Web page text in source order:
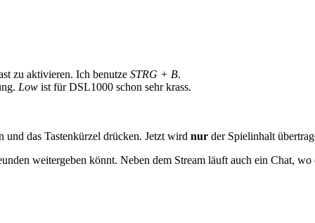
zu aktivieren. Ich benutze STRG + B.
Low ist für DSL1000 schon sehr krass.
das Tastenkürzel drücken. Jetzt wird nur der Spielinhalt
weitergeben könnt. Neben dem Stream läuft auch ein Chat,